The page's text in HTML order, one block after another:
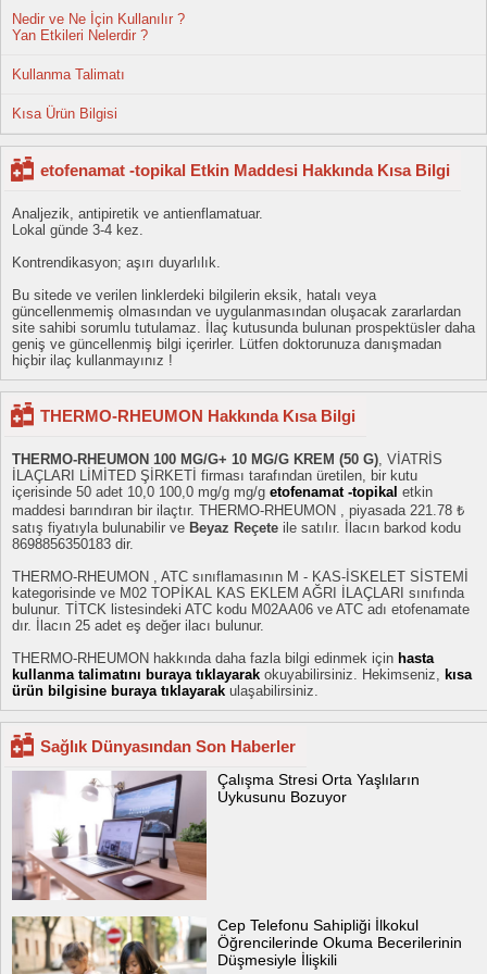
Nedir ve Ne İçin Kullanılır ?
Yan Etkileri Nelerdir ?
Kullanma Talimatı
Kısa Ürün Bilgisi
etofenamat -topikal Etkin Maddesi Hakkında Kısa Bilgi
Analjezik, antipiretik ve antienflamatuar.
Lokal günde 3-4 kez.
Kontrendikasyon; aşırı duyarlılık.
Bu sitede ve verilen linklerdeki bilgilerin eksik, hatalı veya
güncellenmemiş olmasından ve uygulanmasından oluşacak zararlardan
site sahibi sorumlu tutulamaz. İlaç kutusunda bulunan prospektüsler daha
geniş ve güncellenmiş bilgi içerirler. Lütfen doktorunuza danışmadan
hiçbir ilaç kullanmayınız !
THERMO-RHEUMON Hakkında Kısa Bilgi
THERMO-RHEUMON 100 MG/G+ 10 MG/G KREM (50 G), VİATRİS
İLAÇLARI LİMİTED ŞİRKETİ firması tarafından üretilen, bir kutu
içerisinde 50 adet 10,0 100,0 mg/g mg/g etofenamat -topikal etkin
maddesi barındıran bir ilaçtır. THERMO-RHEUMON , piyasada 221.78 ₺
satış fiyatıyla bulunabilir ve Beyaz Reçete ile satılır. İlacın barkod kodu
8698856350183 dir.
THERMO-RHEUMON , ATC sınıflamasının M - KAS-İSKELET SİSTEMİ
kategorisinde ve M02 TOPİKAL KAS EKLEM AĞRI İLAÇLARI sınıfında
bulunur. TİTCK listesindeki ATC kodu M02AA06 ve ATC adı etofenamate
dır. İlacın 25 adet eş değer ilacı bulunur.
THERMO-RHEUMON hakkında daha fazla bilgi edinmek için hasta
kullanma talimatını buraya tıklayarak okuyabilirsiniz. Hekimseniz, kısa
ürün bilgisine buraya tıklayarak ulaşabilirsiniz.
Sağlık Dünyasından Son Haberler
Çalışma Stresi Orta Yaşlıların
Uykusunu Bozuyor
Cep Telefonu Sahipliği İlkokul
Öğrencilerinde Okuma Becerilerinin
Düşmesiyle İlişkili